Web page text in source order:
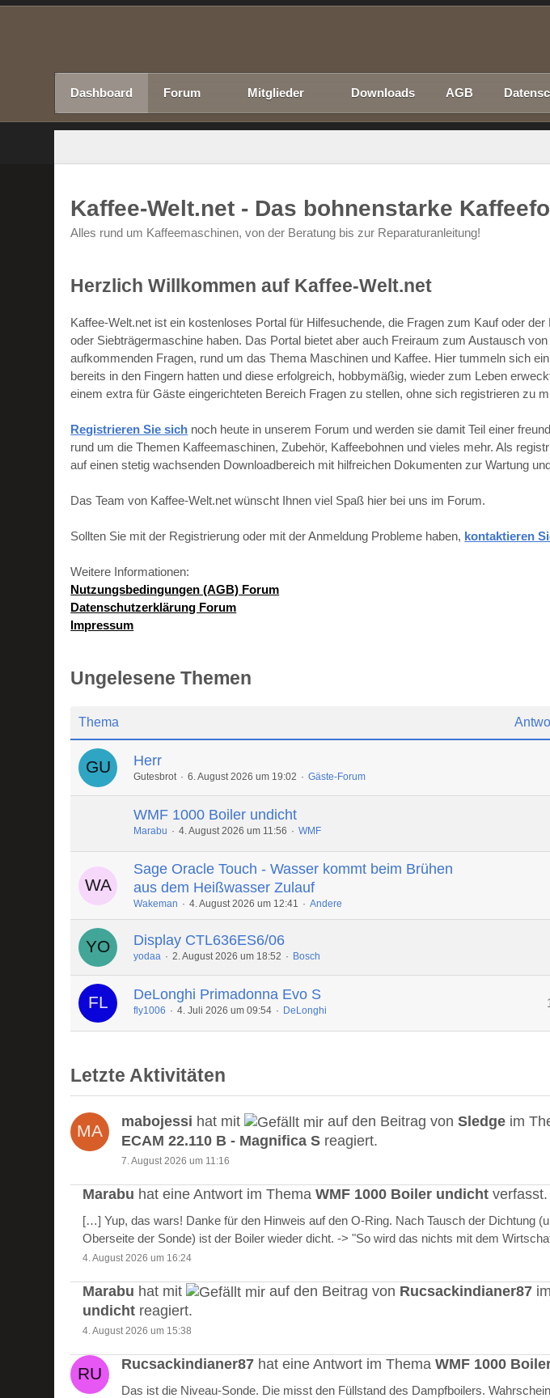
Dashboard Forum Mitglieder Downloads AGB
Kaffee-Welt.net - Das bohnenstarke
Alles rund um Kaffeemaschinen, von der Beratung bis zur Reparaturanleitung!
Herzlich Willkommen auf Kaffee-Welt.net
Kaffee-Welt.net ist ein kostenloses Portal für Hilfesuchende, die Fragen zum Kauf oder
oder Siebträgermaschine haben. Das Portal bietet aber auch Freiraum zum Austausch
aufkommenden Fragen, rund um das Thema Maschinen und Kaffee. Hier tummeln sich
bereits in den Fingern hatten und diese erfolgreich, hobbymäßig, wieder zum Leben
einem extra für Gäste eingerichteten Bereich Fragen zu stellen, ohne sich registrieren zu
Registrieren Sie sich noch heute in unserem Forum und werden sie damit Teil einer
rund um die Themen Kaffeemaschinen, Zubehör, Kaffeebohnen und vieles mehr. Als
auf einen stetig wachsenden Downloadbereich mit hilfreichen Dokumenten zur Wartung
Das Team von Kaffee-Welt.net wünscht Ihnen viel Spaß hier bei uns im Forum.
Sollten Sie mit der Registrierung oder mit der Anmeldung Probleme haben, kontaktieren
Weitere Informationen:
Nutzungsbedingungen (AGB) Forum
Datenschutzerklärung Forum
Impressum
Ungelesene Themen
Thema
Herr
Gutesbrot 6. August 2026 um 19:02 Gäste-Forum
WMF 1000 Boiler undicht
Marabu 4. August 2026 um 11:56 WMF
Sage Oracle Touch - Wasser kommt beim Brühen
aus dem Heißwasser Zulauf
Wakeman 4. August 2026 um 12:41 Andere
Display CTL636ES6/06
yodaa 2. August 2026 um 18:52 Bosch
DeLonghi Primadonna Evo S
fly1006 4. Juli 2026 um 09:54 DeLonghi
Letzte Aktivitäten
mabojessi hat mit auf den Beitrag vonSledge im
ECAM 22.110 B - Magnifica S reagiert.
7. August 2026 um 11:16
Marabu hat eine Antwort im ThemaWMF 1000 Boiler undicht verfasst.
[…] Yup, das wars! Danke für den Hinweis auf den O-Ring. Nach Tausch der Dichtung
Oberseite der Sonde) ist der Boiler wieder dicht. -> "So wird das nichts mit dem
4. August 2026 um 16:24
Marabu hat mit auf den Beitrag von Rucsackindianer87
undicht reagiert.
4. August 2026 um 15:38
Rucsackindianer87 hat eine Antwort im ThemaWMF 1000
Das ist die Niveau-Sonde. Die misst den Füllstand des Dampfboilers.